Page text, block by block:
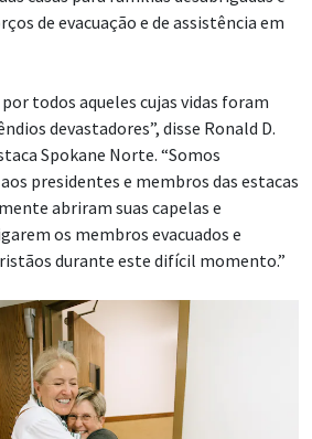
de evacuação e de assistência em
todos aqueles cujas vidas foram
devastadores”, disse Ronald D.
Spokane Norte. “Somos
presidentes e membros das estacas
abriram suas capelas e
os membros evacuados e
durante este difícil momento.”